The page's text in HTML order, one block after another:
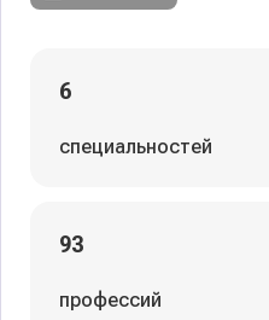
6
специальностей
93
профессий